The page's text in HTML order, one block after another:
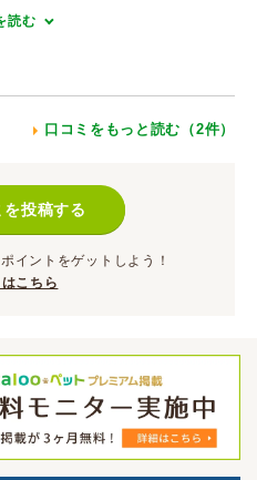
読む
口コミをもっと読む（2件）
を投稿する
ポイント をゲットしよう！
こちら